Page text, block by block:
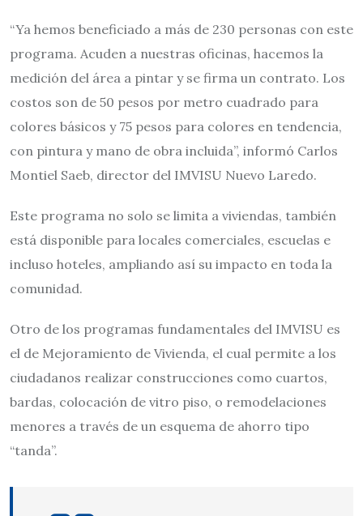
“Ya hemos beneficiado a más de 230 personas con este
programa. Acuden a nuestras oficinas, hacemos la
medición del área a pintar y se firma un contrato. Los
costos son de 50 pesos por metro cuadrado para
colores básicos y 75 pesos para colores en tendencia,
con pintura y mano de obra incluida”, informó Carlos
Montiel Saeb, director del IMVISU Nuevo Laredo.
Este programa no solo se limita a viviendas, también
está disponible para locales comerciales, escuelas e
incluso hoteles, ampliando así su impacto en toda la
comunidad.
Otro de los programas fundamentales del IMVISU es
el de Mejoramiento de Vivienda, el cual permite a los
ciudadanos realizar construcciones como cuartos,
bardas, colocación de vitro piso, o remodelaciones
menores a través de un esquema de ahorro tipo
“tanda”.